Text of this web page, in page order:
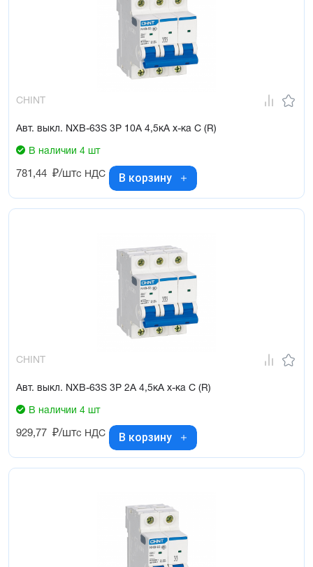
CHINT
Авт. выкл. NXB-63S 3P 10А 4,5кА х-ка C (R)
В наличии 4 шт
781,44 ₽/штс НДС В корзину
CHINT
Авт. выкл. NXB-63S 3P 2А 4,5кА х-ка C (R)
В наличии 4 шт
929,77 ₽/штс НДС В корзину